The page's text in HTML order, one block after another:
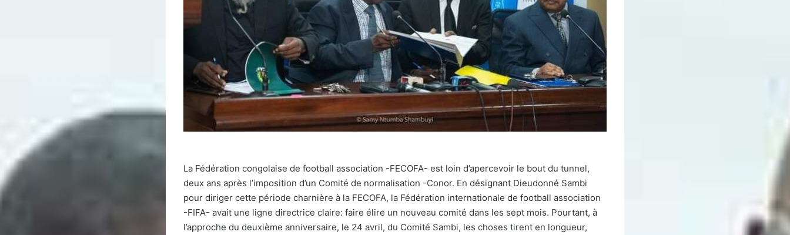
La Fédération congolaise de football association -FECOFA- est loin d’apercevoir le bout du tunnel,
deux ans après l’imposition d’un Comité de normalisation -Conor. En désignant Dieudonné Sambi
pour diriger cette période charnière à la FECOFA, la Fédération internationale de football association
-FIFA- avait une ligne directrice claire: faire élire un nouveau comité dans les sept mois. Pourtant, à
l’approche du deuxième anniversaire, le 24 avril, du Comité Sambi, les choses tirent en longueur,